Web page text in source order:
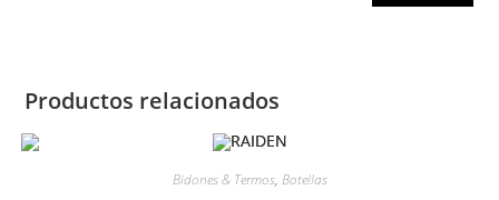
Productos relacionados
Bidones & Termos, Botellas